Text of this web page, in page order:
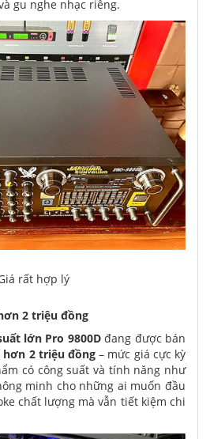
gu nghe nhạc riêng.
rất hợp lý
2 triệu đồng
lớn Pro 9800Dđang được bán
hơn 2 triệu đồng– mức giá cực kỳ
có công suất và tính năng như
minh cho những ai muốn đầu
chất lượng mà vẫn tiết kiệm chi